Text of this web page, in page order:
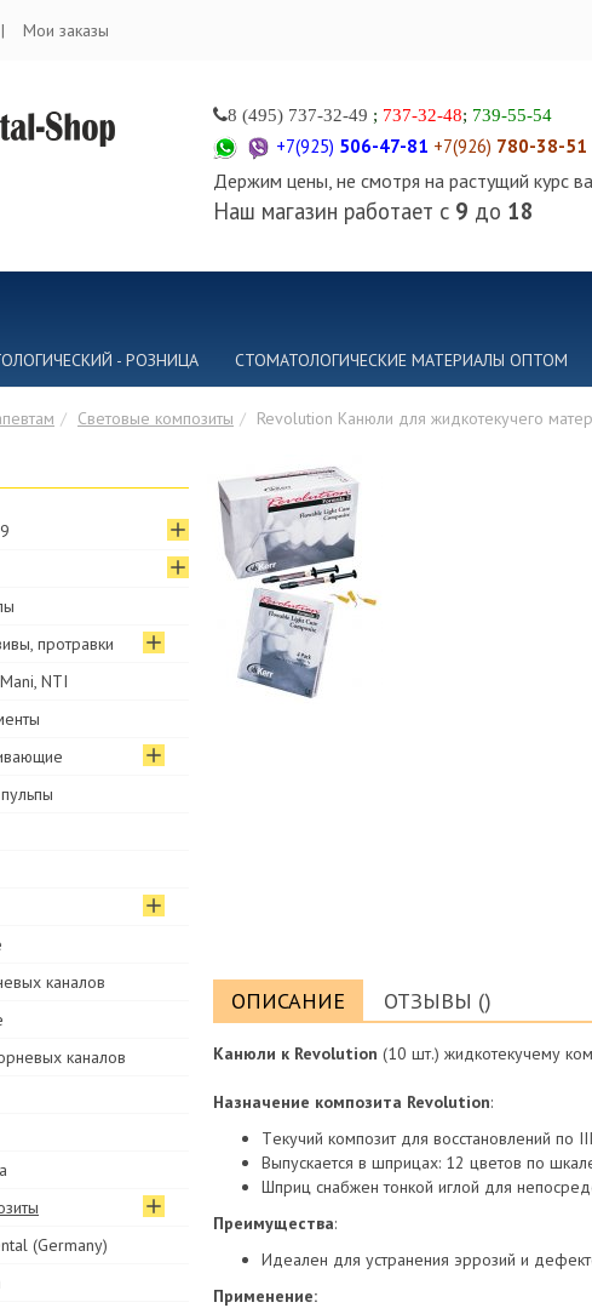
Мои заказы
8 (495) 737-32-49 ; 737-32-48; 739-55-54
+7(925) 506-47-81 +7(926) 780-38-51
Держим цены, не смотря на растущий курс
Наш магазин работает с 9 до 18
- РОЗНИЦА СТОМАТОЛОГИЧЕСКИЕ МАТЕРИАЛЫ ОПТОМ
Световые композиты Revolution Канюли для жидкотекучего
ОПИСАНИЕ ОТЗЫВЫ ()
Канюли к Revolution (10 шт.) жидкотекучему
Назначение композита Revolution:
Tекучий композит для восстановлений по
Выпускается в шприцах: 12 цветов по
Шприц снабжен тонкой иглой для
Преимущества:
Идеален для устранения эррозий и
Применение:
протравки
NTI
каналов
каналов
(Germany)